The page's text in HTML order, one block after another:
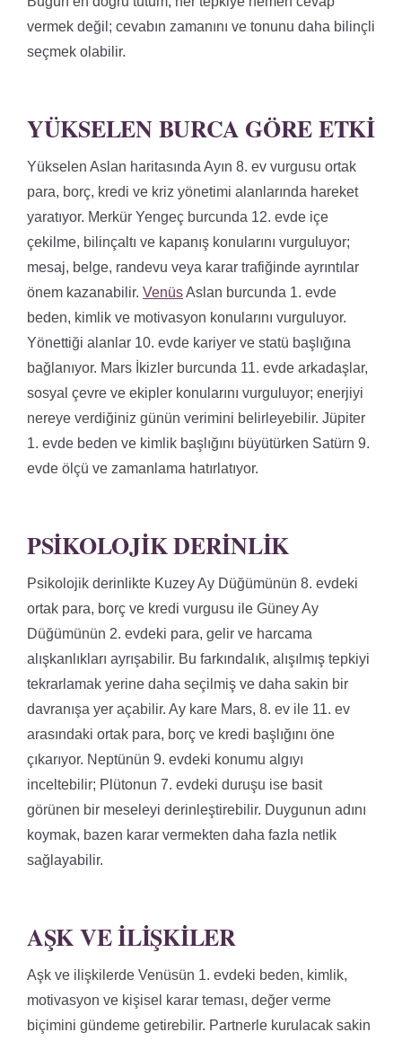
vermek değil; cevabın zamanını ve tonunu daha bilinçli
seçmek olabilir.
YÜKSELEN BURCA GÖRE ETKI
Yükselen Aslan haritasında Ayın 8. ev vurgusu ortak
para, borç, kredi ve kriz yönetimi alanlarında hareket
yaratıyor. Merkür Yengeç burcunda 12. evde içe
çekilme, bilinçaltı ve kapanış konularını vurguluyor;
mesaj, belge, randevu veya karar trafiğinde ayrıntılar
önem kazanabilir. VenüsAslan burcunda 1. evde
beden, kimlik ve motivasyon konularını vurguluyor.
Yönettiği alanlar 10. evde kariyer ve statü başlığına
bağlanıyor. Mars İkizler burcunda 11. evde arkadaşlar,
sosyal çevre ve ekipler konularını vurguluyor; enerjiyi
nereye verdiğiniz günün verimini belirleyebilir. Jüpiter
1. evde beden ve kimlik başlığını büyütürken Satürn 9.
evde ölçü ve zamanlama hatırlatıyor.
PSIKOLOJIK DERINLIK
Psikolojik derinlikte Kuzey Ay Düğümünün 8. evdeki
ortak para, borç ve kredi vurgusu ile Güney Ay
Düğümünün 2. evdeki para, gelir ve harcama
alışkanlıkları ayrışabilir. Bu farkındalık, alışılmış tepkiyi
tekrarlamak yerine daha seçilmiş ve daha sakin bir
davranışa yer açabilir. Ay kare Mars, 8. ev ile 11. ev
arasındaki ortak para, borç ve kredi başlığını öne
çıkarıyor. Neptünün 9. evdeki konumu algıyı
inceltebilir; Plütonun 7. evdeki duruşu ise basit
görünen bir meseleyi derinleştirebilir. Duygunun adını
koymak, bazen karar vermekten daha fazla netlik
sağlayabilir.
AŞK VE İLIŞKILER
Aşk ve ilişkilerde Venüsün 1. evdeki beden, kimlik,
motivasyon ve kişisel karar teması, değer verme
biçimini gündeme getirebilir. Partnerle kurulacak sakin